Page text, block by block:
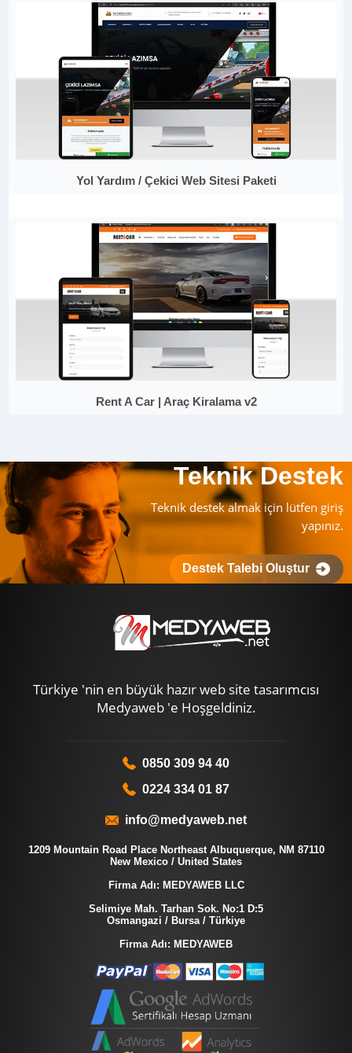
Yol Yardım / Çekici Web Sitesi Paketi
Rent A Car | Araç Kiralama v2
Teknik Destek
Teknik destek almak için lütfen giriş
yapınız.
Destek Talebi Oluştur
Türkiye 'nin en büyük hazır web site tasarımcısı
Medyaweb 'e Hoşgeldiniz.
0850 309 94 40
0224 334 01 87
info@medyaweb.net
1209 Mountain Road Place Northeast Albuquerque, NM 87110
New Mexico / United States
Firma Adı: MEDYAWEB LLC
Selimiye Mah. Tarhan Sok. No:1 D:5
Osmangazi / Bursa / Türkiye
Firma Adı: MEDYAWEB